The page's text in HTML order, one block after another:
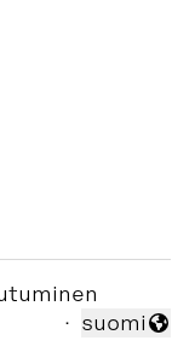
· Vaihda
suomi